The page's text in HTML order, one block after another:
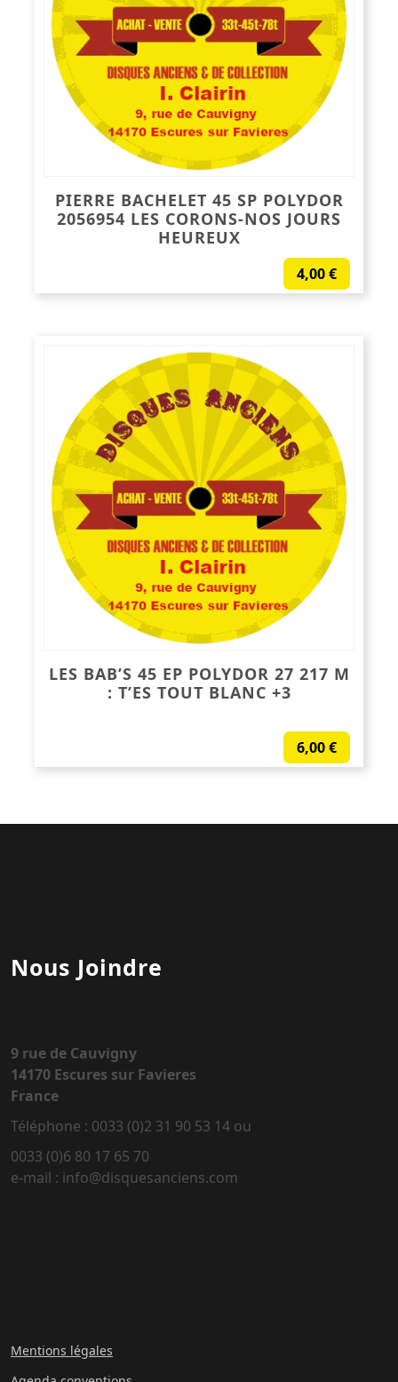
PIERRE BACHELET 45 SP POLYDOR
2056954 LES CORONS-NOS JOURS
HEUREUX
4,00€
LES BAB’S 45 EP POLYDOR 27 217 M
: T’ES TOUT BLANC +3
6,00€
Nous Joindre
9 rue de Cauvigny
14170 Escures sur Favieres
France
Téléphone : 0033 (0)2 31 90 53 14 ou
0033 (0)6 80 17 65 70
e-mail : info@disquesanciens.com
Mentions légales